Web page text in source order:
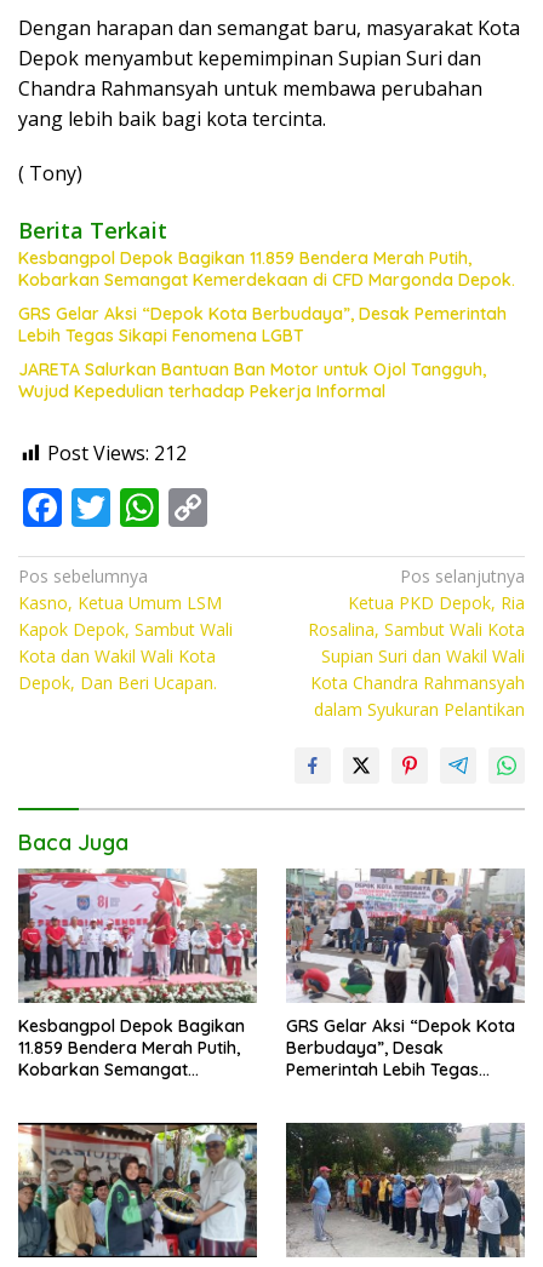
Dengan harapan dan semangat baru, masyarakat Kota
Depok menyambut kepemimpinan Supian Suri dan
Chandra Rahmansyah untuk membawa perubahan
yang lebih baik bagi kota tercinta.
( Tony)
Berita Terkait
Kesbangpol Depok Bagikan 11.859 Bendera Merah Putih,
Kobarkan Semangat Kemerdekaan di CFD Margonda Depok.
GRS Gelar Aksi “Depok Kota Berbudaya”, Desak Pemerintah
Lebih Tegas Sikapi Fenomena LGBT
JARETA Salurkan Bantuan Ban Motor untuk Ojol Tangguh,
Wujud Kepedulian terhadap Pekerja Informal
Post Views: 212
F
ac
e
b
o
o
T
w
itt
er
W
h
at
s
A
p
o
p
y
Li
n
Navigasi
pos
Pos sebelumnya
Kasno, Ketua Umum LSM
Kapok Depok, Sambut Wali
Kota dan Wakil Wali Kota
Depok, Dan Beri Ucapan.
Pos selanjutnya
Ketua PKD Depok, Ria
Rosalina, Sambut Wali Kota
Supian Suri dan Wakil Wali
Kota Chandra Rahmansyah
dalam Syukuran Pelantikan
Baca Juga
Kesbangpol Depok Bagikan
11.859 Bendera Merah Putih,
Kobarkan Semangat
GRS Gelar Aksi “Depok Kota
Berbudaya”, Desak
Pemerintah Lebih Tegas